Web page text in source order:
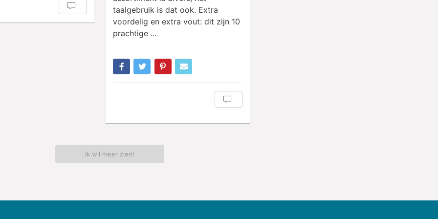
taalgebruik is dat ook. Extra
voordelig en extra vout: dit zijn 10
prachtige ...
Ik wil meer zien!